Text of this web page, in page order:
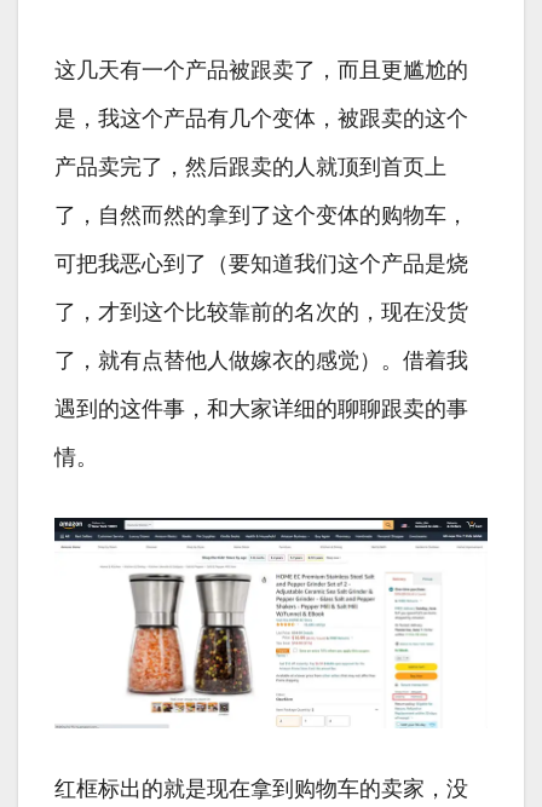
这几天有一个产品被跟卖了，而且更尴尬的
是，我这个产品有几个变体，被跟卖的这个
产品卖完了，然后跟卖的人就顶到首页上
了，自然而然的拿到了这个变体的购物车，
可把我恶心到了（要知道我们这个产品是烧
了，才到这个比较靠前的名次的，现在没货
了，就有点替他人做嫁衣的感觉）。借着我
遇到的这件事，和大家详细的聊聊跟卖的事
情。
红框标出的就是现在拿到购物车的卖家，没